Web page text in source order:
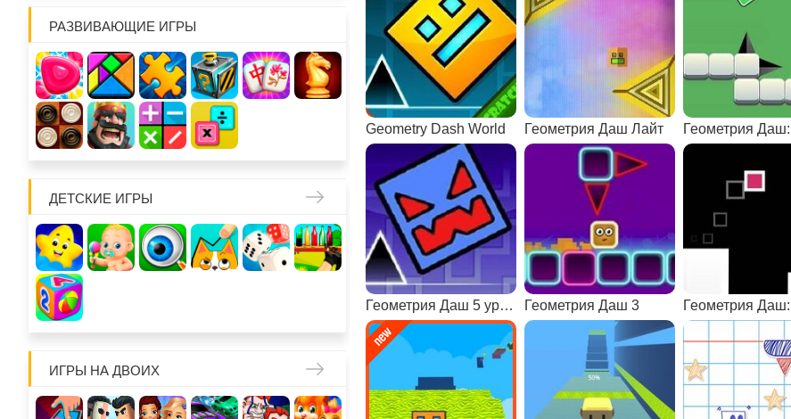
РАЗВИВАЮЩИЕ ИГРЫ
ДЕТСКИЕ ИГРЫ
ИГРЫ НА ДВОИХ
Geometry Dash World Геометрия Даш Лайт
Геометрия Даш 5 уровень Геометрия Даш 3